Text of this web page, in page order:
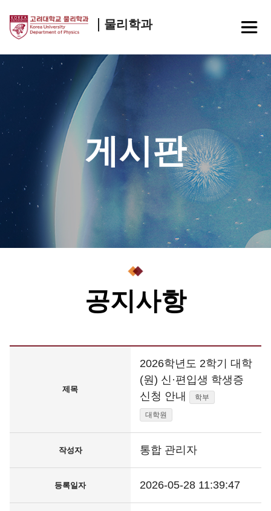
물리학과
게시판
공지사항
제목
2026학년도 2학기 대학
(원) 신·편입생 학생증
신청 안내
학부
대학원
작성자 통합 관리자
등록일자 2026-05-28 11:39:47